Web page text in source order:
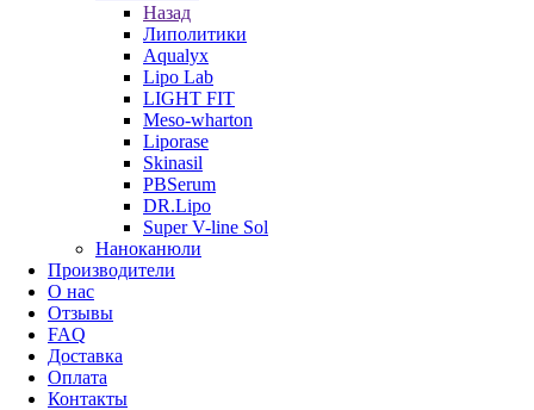
Назад
Липолитики
Aqualyx
Lipo Lab
LIGHT FIT
Meso-wharton
Liporase
Skinasil
PBSerum
DR.Lipo
Super V-line Sol
Наноканюли
Производители
О нас
Отзывы
FAQ
Доставка
Оплата
Контакты